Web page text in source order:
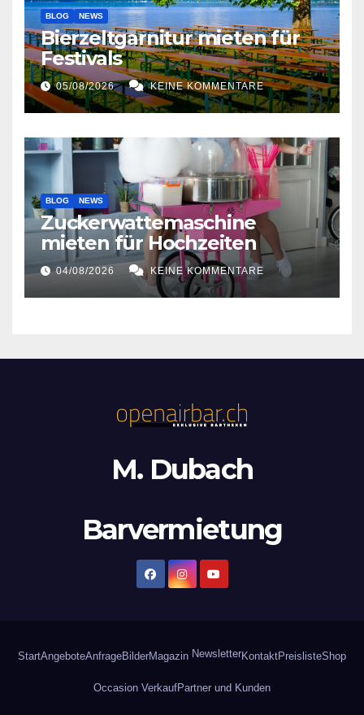
BLOG NEWS
Bierzeltgarnitur mieten für
Festivals
05/08/2026 KEINE KOMMENTARE
BLOG NEWS
Zuckerwattemaschine
mieten für Hochzeiten
04/08/2026 KEINE KOMMENTARE
M. Dubach
Barvermietung
StartAngeboteAnfrageBilderMagazin NewsletterKontaktPreislisteShop
Occasion VerkaufPartner und Kunden